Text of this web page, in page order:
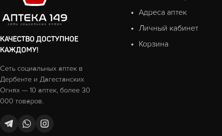
КАЧЕСТВО ДОСТУПНОЕ
КАЖДОМУ!
Сеть социальных аптек в
Дербенте и Дагестанских
Огнях — 10 аптек, более 30
000 товаров.
Адреса аптек
Личный кабинет
Корзина